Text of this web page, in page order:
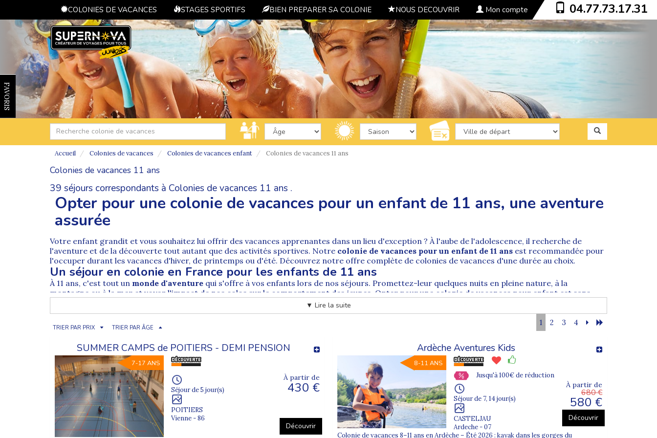
COLONIES DE VACANCES STAGES SPORTIFS BIEN PREPARER SA COLONIE NOUS DECOUVRIR Mon compte 04.77.73.17.31
FAVORIS
Accueil Colonies de vacances Colonies de vacances enfant Colonies de vacances 11 ans
Colonies de vacances 11 ans
39 séjours correspondants à Colonies de vacances 11 ans .
Opter pour une colonie de vacances pour un enfant de 11 ans, une aventure
assurée
Votre enfant grandit et vous souhaitez lui offrir des vacances apprenantes dans un lieu d'exception ? À l'aube de l'adolescence, il recherche de
l'aventure et de la découverte tout autant que des activités sportives. Notre colonie de vacances pour un enfant de 11 ans est recommandée pour
l'occuper durant les vacances d'hiver, de printemps ou d'été. Découvrez notre offre complète de colonies de vacances d'une durée au choix.
Un séjour en colonie en France pour les enfants de 11 ans
À 11 ans, c'est tout un monde d'aventure qui s'offre à vos enfants lors de nos séjours. Promettez-leur quelques nuits en pleine nature, à la
montagne ou à la mer et voyez l'impact de nos colos sur le comportement des jeunes. Opter pour une colonie de vacances pour enfant est sans
apprendre en s'amusant .
Les meilleures colonies de vacances en fonction de l'âge de vos enfants
Les destinations de notrecatalogue de colonies de vacances
sont nombreuses et variées. Si votre enfant souhaite crapahuter dans la neige,
centres d'intérêt de votre enfant et choisissez :
unecolonie de vacances 6 ans;
unecolonie de vacances 7 ans;
unecolonie de vacances 8 ans;
unecolonie de vacances 9 ans ;
unecolonie de vacances 10 ans.
La durée de stage qui convient à votre enfant de 11 ans
▼ Lire la suite
TRIER PAR PRIX TRIER PAR ÂGE
1 2 3 4
SUMMER CAMPS de POITIERS - DEMI PENSION
7-17 ANS
Séjour de 5 jour(s)
POITIERS
Vienne - 86
À partir de
430 €
Découvrir
Ardèche Aventures Kids
8-11 ANS
Jusqu'à 100€ de réduction
Séjour de 7, 14 jour(s)
CASTELJAU
Ardeche - 07
À partir de
680 €
580 €
Découvrir
Colonie de vacances 8–11 ans en Ardèche – Été 2026 : kayak dans les gorges du